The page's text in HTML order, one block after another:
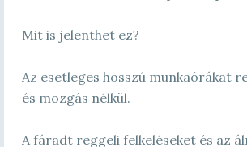
Mit is jelenthet ez?
Az esetleges hosszú munkaórákat
és mozgás nélkül.
A fáradt reggeli felkeléseket és az